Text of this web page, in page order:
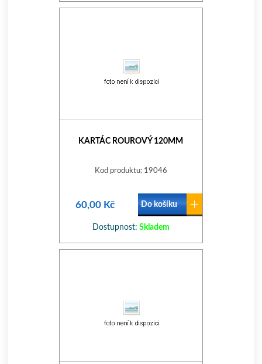
KARTÁC ROUROVÝ 120MM
Kod produktu: 19046
60,00 Kč Do košíku
Dostupnost: Skladem